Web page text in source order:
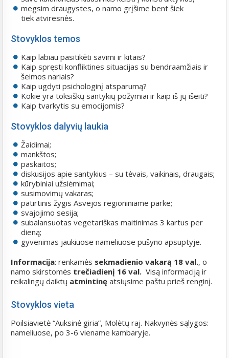
megsim draugystes, o namo grįšime bent šiek
tiek atviresnės.
Stovyklos temos
Kaip labiau pasitikėti savimi ir kitais?
Kaip spręsti konfliktines situacijas su bendraamžiais ir
šeimos nariais?
Kaip ugdyti psichologinį atsparumą?
Kokie yra toksiškų santykių požymiai ir kaip iš jų išeiti?
Kaip tvarkytis su emocijomis?
Stovyklos dalyvių laukia
Žaidimai;
mankštos;
paskaitos;
diskusijos apie santykius – su tėvais, vaikinais, draugais;
kūrybiniai užsiėmimai;
susimovimų vakaras;
patirtinis žygis Asvejos regioniniame parke;
svajojimo sesija;
subalansuotas vegetariškas maitinimas 3 kartus per
dieną;
gyvenimas jaukiuose nameliuose pušyno apsuptyje.
Informacija: renkamės sekmadienio vakarą 18 val., o
namo skirstomės trečiadienį 16 val. Visą informaciją ir
reikalingų daiktų atmintinę atsiųsime paštu prieš renginį.
Stovyklos vieta
Poilsiavietė “Auksinė giria”, Molėtų raj. Nakvynės sąlygos:
nameliuose, po 3-6 viename kambaryje.